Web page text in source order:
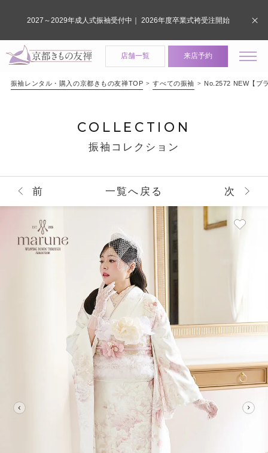
店舗一覧 来店予約
振袖レンタル・購入の京都きもの友禅TOP すべての振袖 No.2572 NEW【ブ
COLLECTION
振袖コレクション
前 一覧へ戻る 次
2027～2029年成人式振袖受付中｜ 2026年度卒業式袴受注開始